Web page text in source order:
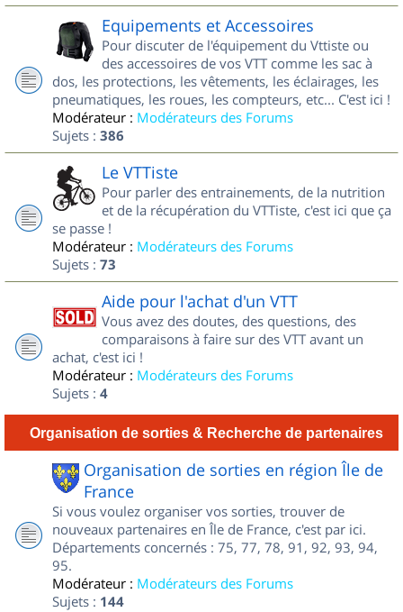
Equipements et Accessoires
Pour discuter de l'équipement du Vttiste ou
des accessoires de vos VTT comme les sac à
dos, les protections, les vêtements, les éclairages, les
pneumatiques, les roues, les compteurs, etc... C'est ici !
Modérateur : Modérateurs des Forums
Sujets : 386
Le VTTiste
Pour parler des entrainements, de la nutrition
et de la récupération du VTTiste, c'est ici que ça
se passe !
Modérateur : Modérateurs des Forums
Sujets : 73
Aide pour l'achat d'un VTT
Vous avez des doutes, des questions, des
comparaisons à faire sur des VTT avant un
achat, c'est ici !
Modérateur : Modérateurs des Forums
Sujets : 4
Organisation de sorties & Recherche de partenaires
Organisation de sorties en région Île de
France
Si vous voulez organiser vos sorties, trouver de
nouveaux partenaires en Île de France, c'est par ici.
Départements concernés : 75, 77, 78, 91, 92, 93, 94,
95.
Modérateur : Modérateurs des Forums
Sujets : 144